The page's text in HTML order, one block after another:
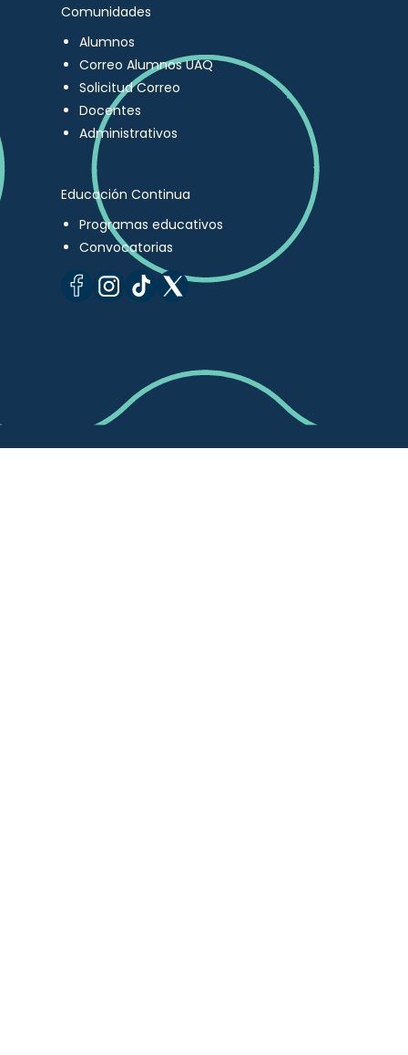
Comunidades
Alumnos
Correo Alumnos UAQ
Solicitud Correo
Docentes
Administrativos
Educación Continua
Programas educativos
Convocatorias